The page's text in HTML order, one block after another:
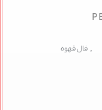
, فال قهوه